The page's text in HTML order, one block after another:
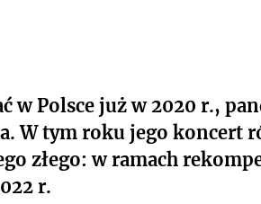
w Polsce już w 2020 r.,
W tym roku jego koncert
złego: w ramach
r.